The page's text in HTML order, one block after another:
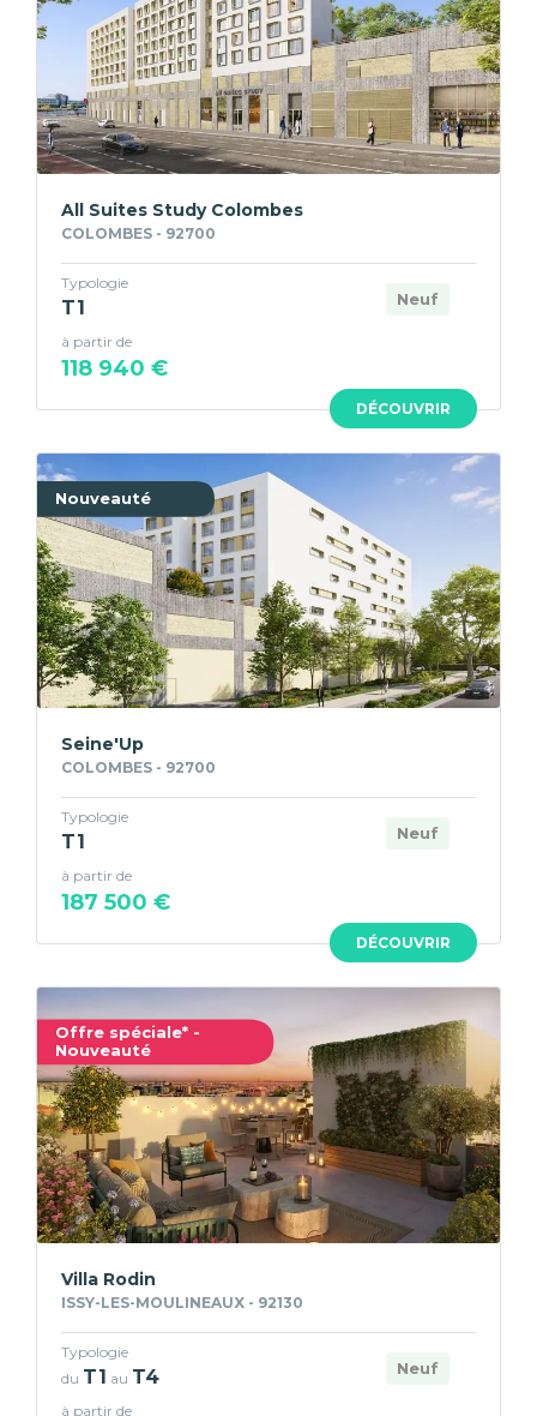
DÉCOUVRIR
All Suites Study Colombes
COLOMBES - 92700
Neuf
Typologie
T1
à partir de
118 940 €
Nouveauté
DÉCOUVRIR
Seine'Up
COLOMBES - 92700
Neuf
Typologie
T1
à partir de
187 500 €
Offre spéciale* -
Nouveauté
Villa Rodin
ISSY-LES-MOULINEAUX - 92130
Neuf
Typologie
du T1 au T4
à partir de